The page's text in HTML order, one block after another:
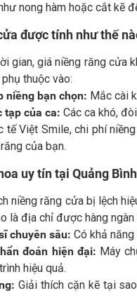
nong hàm hoặc cắt kẽ
được tính như thế
gian, giá niềng răng cửa
thuộc vào:
niềng bạn chọn: Mắc cài
tạp của ca: Các ca khó,
tế Việt Smile, chi phí
của bạn.
uy tín tại Quảng Bình
niềng răng cửa bị lệch
là địa chỉ được hàng
chuyên sâu: Có khả
đoán hiện đại: Máy
hiệu quả.
Giải thích cặn kẽ tại